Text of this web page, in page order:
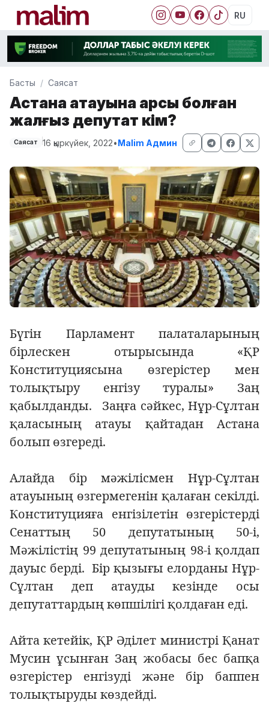
RU
Басты Саясат
Астана атауына қарсы болған
жалғыз депутат кім?
Саясат 16 қыркүйек, 2022•Malim Админ
Бүгін Парламент палаталарының
бірлескен отырысында «ҚР
Конституциясына өзгерістер мен
толықтыру енгізу туралы» Заң
қабылданды. Заңға сәйкес, Нұр-Сұлтан
қаласының атауы қайтадан Астана
болып өзгереді.
Алайда бір мәжілісмен Нұр-Сұлтан
атауының өзгермегенін қалаған секілді.
Конституцияға енгізілетін өзгерістерді
Сенаттың 50 депутатының 50-і,
Мәжілістің 99 депутатының 98-і қолдап
дауыс берді. Бір қызығы елорданы Нұр-
Сұлтан деп атауды кезінде осы
депутаттардың көпшілігі қолдаған еді.
Айта кетейік, ҚР Әділет министрі Қанат
Мусин ұсынған Заң жобасы бес бапқа
өзгерістер енгізуді және бір баппен
толықтыруды көздейді.